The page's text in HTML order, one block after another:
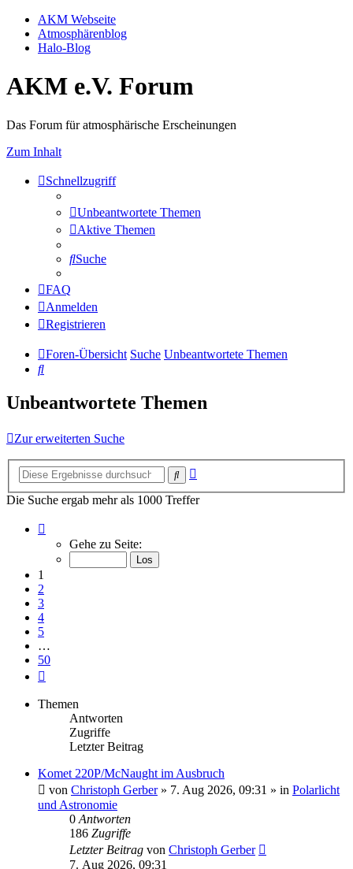
AKM Webseite
Atmosphärenblog
Halo-Blog
AKM e.V. Forum
Das Forum für atmosphärische Erscheinungen
Zum Inhalt
Schnellzugriff
Unbeantwortete Themen
Aktive Themen
Suche
FAQ
Anmelden
Registrieren
Foren-Übersicht Suche Unbeantwortete Themen
Suche
Unbeantwortete Themen
Zur erweiterten Suche
Suche
Die Suche ergab mehr als 1000 Treffer
von
Gehe zu Seite:
1
2
3
4
5
…
50
Themen
Antworten
Zugriffe
Letzter Beitrag
Komet 220P/McNaught im Ausbruch
von Christoph Gerber» 7. Aug 2026, 09:31 » in Polarlicht
und Astronomie
0 Antworten
186 Zugriffe
Letzter Beitrag von Christoph Gerber
7. Aug 2026, 09:31